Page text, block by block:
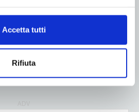
Accetta tutti
Rifiuta
ADV